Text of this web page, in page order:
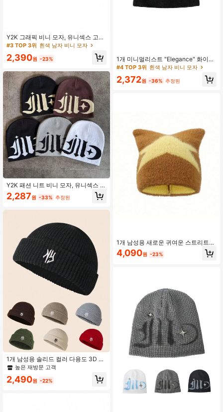
Y2K 그래픽 비니 모자, 유니섹스 고딕
스타일 니트 따뜻한 캐주얼 야외 겨울
#3 TOP 3위 흰색 남자 비니 모자
2,390원 -23%
Y2K 패션 니트 비니 모자, 유니섹스 추
운 날씨 모자, 스트리트 라이딩 선물,
레터, 보헤미안, 아크릴, 니트 모자, 올
2,287원 -33% 추정된
1개 남성용 솔리드 컬러 다용도 3D 자
수 NY 비니 모자, 가을 겨울 일상 착용
높은 재방문 고객
2,490원 -22%
1개 미니멀리스트 "Elegance" 화이트
레터 니트 비니 모자 - 가을/겨울용 다
#4 TOP 3위 흰색 남자 비니 모자
2,372원 -36% 추정된
1개 남성용 새로운 귀여운 스트리트
스타일 오각형 자수 푹신한 고양이 귀
니트 비니 모자, 따뜻한 귀 보호, 가을
4,090원 -23%